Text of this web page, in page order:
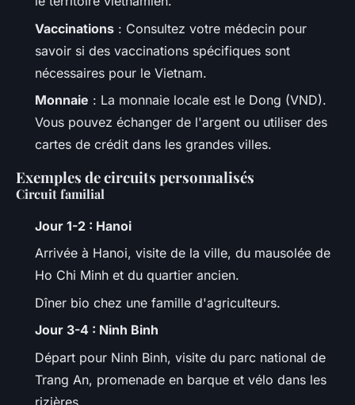
Vaccinations : Consultez votre médecin pour
savoir si des vaccinations spécifiques sont
nécessaires pour le Vietnam.
Monnaie : La monnaie locale est le Dong (VND).
Vous pouvez échanger de l'argent ou utiliser des
cartes de crédit dans les grandes villes.
Exemples de circuits personnalisés
Circuit familial
Jour 1-2 : Hanoi
Arrivée à Hanoi, visite de la ville, du mausolée de
Ho Chi Minh et du quartier ancien.
Dîner bio chez une famille d'agriculteurs.
Jour 3-4 : Ninh Binh
Départ pour Ninh Binh, visite du parc national de
Trang An, promenade en barque et vélo dans les
rizières.